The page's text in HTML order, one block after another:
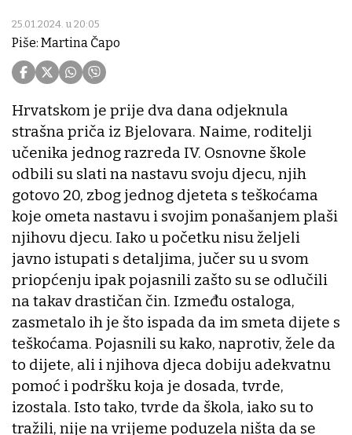
25.01.2024. u 20:05
Piše: Martina Čapo
Hrvatskom je prije dva dana odjeknula
strašna priča iz Bjelovara. Naime, roditelji
učenika jednog razreda IV. Osnovne škole
odbili su slati na nastavu svoju djecu, njih
gotovo 20, zbog jednog djeteta s teškoćama
koje ometa nastavu i svojim ponašanjem plaši
njihovu djecu. Iako u početku nisu željeli
javno istupati s detaljima, jučer su u svom
priopćenju ipak pojasnili zašto su se odlučili
na takav drastičan čin. Između ostaloga,
zasmetalo ih je što ispada da im smeta dijete s
teškoćama. Pojasnili su kako, naprotiv, žele da
to dijete, ali i njihova djeca dobiju adekvatnu
pomoć i podršku koja je dosada, tvrde,
izostala. Isto tako, tvrde da škola, iako su to
tražili, nije na vrijeme poduzela ništa da se